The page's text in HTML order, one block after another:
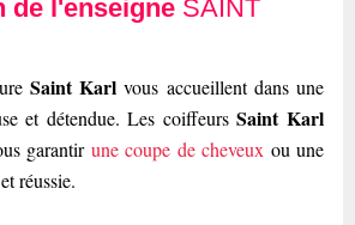
de l'enseigne SAINT
Saint Karl vous accueillent dans une
et détendue. Les coiffeursSaint Karl
garantir une coupe de cheveux ou une
réussie.